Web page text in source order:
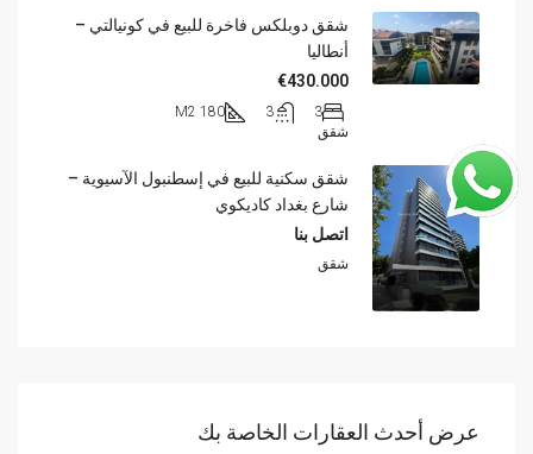
شقق دوبلكس فاخرة للبيع في كونيالتي –
أنطاليا
€430.000
3
3
180 M2
شقق
شقق سكنية للبيع في إسطنبول الآسيوية –
شارع بغداد كاديكوي
اتصل بنا
شقق
عرض أحدث العقارات الخاصة بك